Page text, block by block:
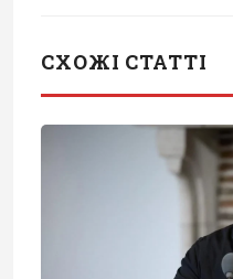
СХОЖІ СТАТТІ